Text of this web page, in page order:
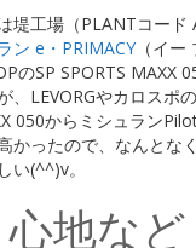
堤工場（PLANTコード
ン e・PRIMACY （イ
のSP SPORTS MAXX
、LEVORGやカロスポ
050からミシュラン
かったので、なんとな
い(^^)v。
地など